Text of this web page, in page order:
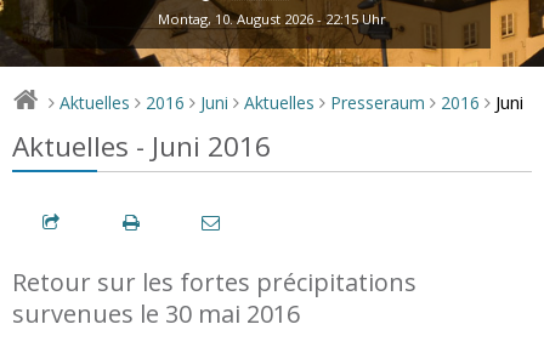
Montag, 10. August 2026 - 22:15 Uhr
> Aktuelles > 2016 > Juni > Aktuelles > Presseraum > 2016 > Juni
Aktuelles - Juni 2016
Retour sur les fortes précipitations
survenues le 30 mai 2016